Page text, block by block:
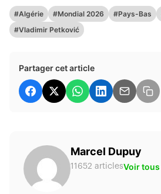
#Algérie #Mondial 2026 #Pays-Bas
#Vladimir Petković
Partager cet article
Marcel Dupuy
11652 articlesVoir